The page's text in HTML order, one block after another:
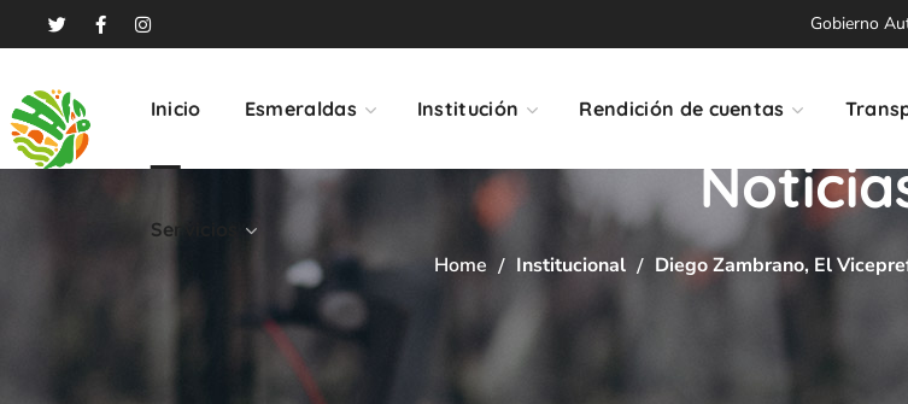
Gobierno
Inicio Esmeraldas Institución Rendición de cuentas
Servicios
Home Institucional Diego Zambrano, El